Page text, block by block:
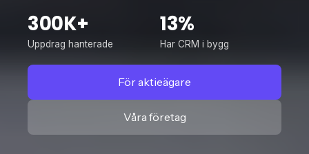
300K+
Uppdrag hanterade
13%
Har CRM i bygg
För aktieägare
Våra företag